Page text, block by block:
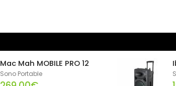
Mac Mah MOBILE PRO 12
Sono Portable